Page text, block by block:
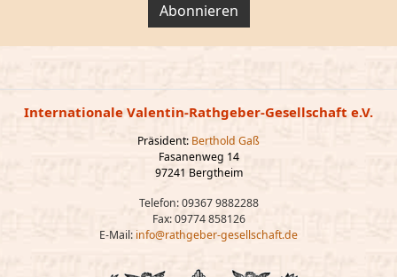
Abonnieren
Internationale Valentin-Rathgeber-Gesellschaft e.V.
Präsident: Berthold Gaß
Fasanenweg 14
97241 Bergtheim
Telefon: 09367 9882288
Fax: 09774 858126
E-Mail: info@rathgeber-gesellschaft.de